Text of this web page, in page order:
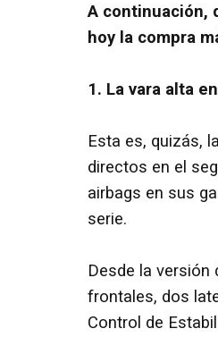
A continuación,
hoy la compra
1. La vara alta
Esta es, quizás,
directos en el
airbags en sus
serie.
Desde la versión
frontales, dos
Control de